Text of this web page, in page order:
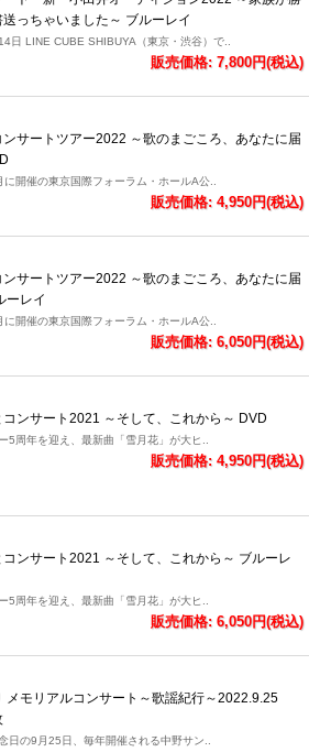
っちゃいました～ ブルーレイ
日 LINE CUBE SHIBUYA（東京・渋谷）で..
販売価格: 7,800円(税込)
ンサートツアー2022 ～歌のまごころ、あなたに届
開催の東京国際フォーラム・ホールA公..
販売価格: 4,950円(税込)
ンサートツアー2022 ～歌のまごころ、あなたに届
ーレイ
開催の東京国際フォーラム・ホールA公..
販売価格: 6,050円(税込)
コンサート2021 ～そして、これから～ DVD
5周年を迎え、最新曲「雪月花」が大ヒ..
販売価格: 4,950円(税込)
コンサート2021 ～そして、これから～ ブルーレ
5周年を迎え、最新曲「雪月花」が大ヒ..
販売価格: 6,050円(税込)
メモリアルコンサート～歌謡紀行～2022.9.25
日の9月25日、毎年開催される中野サン..